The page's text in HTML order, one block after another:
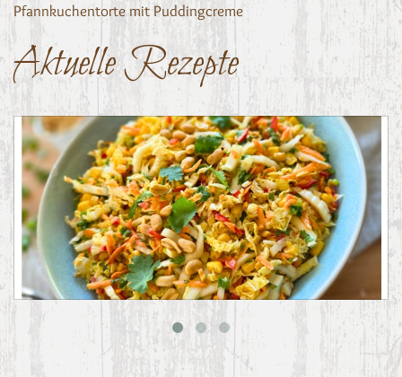
Pfannkuchentorte mit Puddingcreme
Aktuelle Rezepte
Asiatischer Chinakohl-Salat